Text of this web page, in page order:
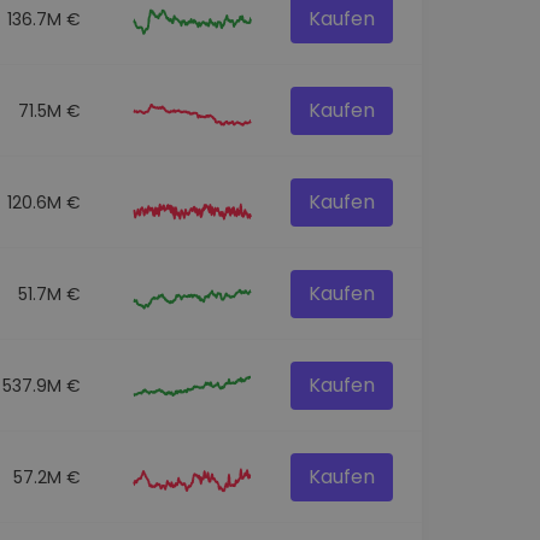
136.7M € Kaufen
71.5M € Kaufen
120.6M € Kaufen
51.7M € Kaufen
537.9M € Kaufen
57.2M € Kaufen